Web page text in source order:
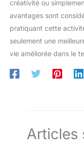
créativité ou
avantages sont
pratiquant cette
seulement une
vie améliorée dans le
Articles